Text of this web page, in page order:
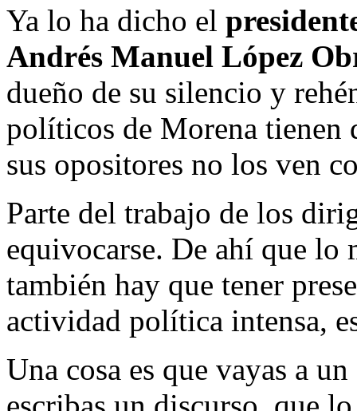
Ya lo ha dicho el
Andrés Manuel López
dueño de su silencio y
políticos de Morena tienen
sus opositores no los ven
Parte del trabajo de los
equivocarse. De ahí que lo
también hay que tener
actividad política intensa,
Una cosa es que vayas a